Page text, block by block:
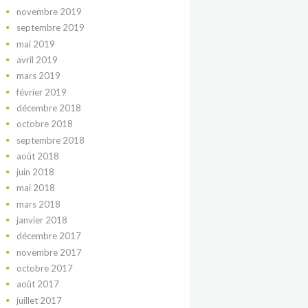
novembre 2019
septembre 2019
mai 2019
avril 2019
mars 2019
février 2019
décembre 2018
octobre 2018
septembre 2018
août 2018
juin 2018
mai 2018
mars 2018
janvier 2018
décembre 2017
novembre 2017
octobre 2017
août 2017
juillet 2017